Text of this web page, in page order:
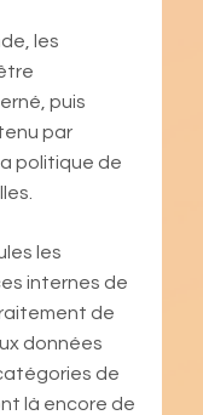
les
puis
par
politique de
les
internes de
de
données
de
là encore de